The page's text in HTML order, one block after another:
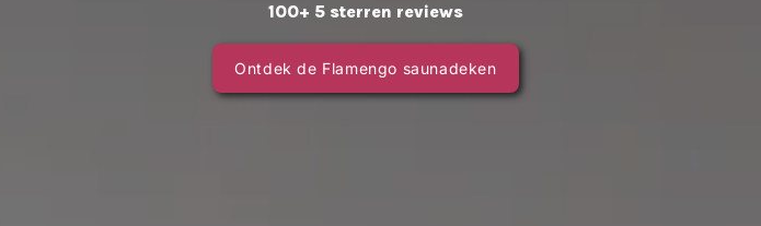
100+ 5 sterren reviews
Ontdek de Flamengo saunadeken